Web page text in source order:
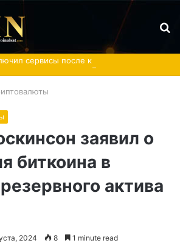
сервисы после кибератаки
заявил о
биткоина в
актива
2024 8 1 minute read